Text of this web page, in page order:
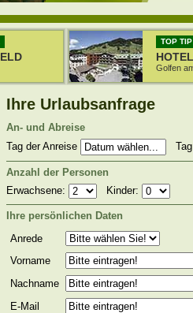
TOP
Golfen
Ihre Urlaubsanfrage
An- und Abreise
Tag der Anreise
Anzahl der Personen
Erwachsene:
Kinder:
Ihre persönlichen Daten
Anrede
Vorname
Nachname
E-Mail